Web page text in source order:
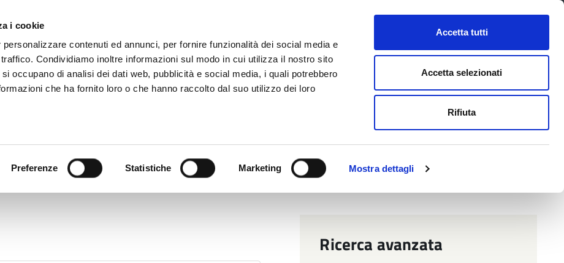
i cookie
contenuti ed annunci, per fornire funzionalità dei social media e
Condividiamo inoltre informazioni sul modo in cui utilizza il nostro sito
occupano di analisi dei dati web, pubblicità e social media, i quali potrebbero
che ha fornito loro o che hanno raccolto dal suo utilizzo dei loro
Preferenze Statistiche Marketing Mostra dettagli
Accetta tutti
Accetta selezionati
Rifiuta
CONTATTI URP SERVIZI ONLINE
Seguici su FacebookTwitterInstagram
LinkedIn
cerca nel sito
Ricerca avanzata